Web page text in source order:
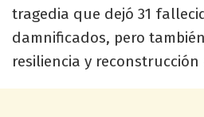
tragedia que dejó 31
damnificados, pero
resiliencia y